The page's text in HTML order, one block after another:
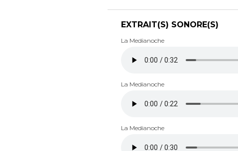
EXTRAIT(S) SONORE(S)
La Medianoche
La Medianoche
La Medianoche